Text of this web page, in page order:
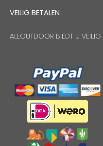
VEILIG BETALEN
ALLOUTDOOR BIEDT U